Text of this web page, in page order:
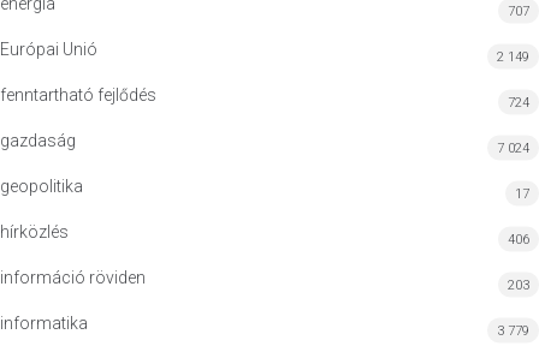
707
Európai Unió 2 149
fenntartható fejlődés 724
gazdaság 7 024
geopolitika 17
hírközlés 406
információ röviden 203
informatika 3 779